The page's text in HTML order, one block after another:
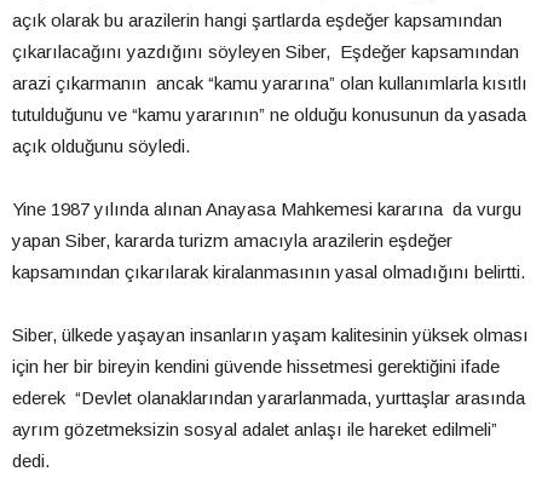
açık olarak bu arazilerin hangi şartlarda eşdeğer kapsamından
çıkarılacağını yazdığını söyleyen Siber, Eşdeğer kapsamından
arazi çıkarmanın ancak “kamu yararına” olan kullanımlarla kısıtlı
tutulduğunu ve “kamu yararının” ne olduğu konusunun da yasada
açık olduğunu söyledi.
Yine 1987 yılında alınan Anayasa Mahkemesi kararına da vurgu
yapan Siber, kararda turizm amacıyla arazilerin eşdeğer
kapsamından çıkarılarak kiralanmasının yasal olmadığını belirtti.
Siber, ülkede yaşayan insanların yaşam kalitesinin yüksek olması
için her bir bireyin kendini güvende hissetmesi gerektiğini ifade
ederek “Devlet olanaklarından yararlanmada, yurttaşlar arasında
ayrım gözetmeksizin sosyal adalet anlaşı ile hareket edilmeli”
dedi.